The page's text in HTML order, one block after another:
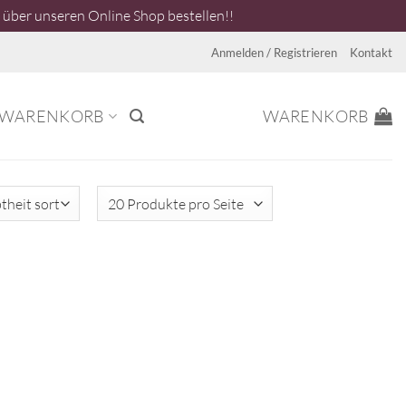
unseren Online Shop bestellen!!
Anmelden / Registrieren Kontakt
WARENKORB